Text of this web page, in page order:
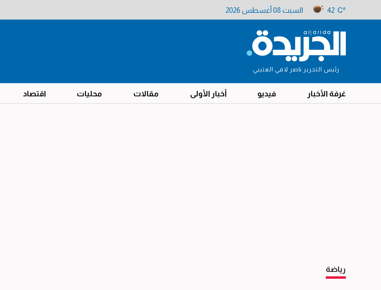
42 C° السبت 08 أغسطس 2026
رئيس التحرير ناصر لافي العتيبي
غرفة الأخبار فيديو أخبار الأولى مقالات محليات اقتصاد
رياضة